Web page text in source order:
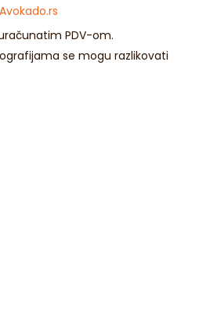
Avokado.rs
PDV-om.
se mogu razlikovati